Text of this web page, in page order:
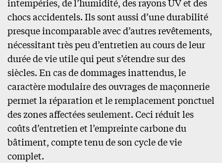
intempéries, de l’humidité, des rayons UV et des
chocs accidentels. Ils sont aussi d’une durabilité
presque incomparable avec d’autres revêtements,
nécessitant très peu d’entretien au cours de leur
durée de vie utile qui peut s’étendre sur des
siècles. En cas de dommages inattendus, le
caractère modulaire des ouvrages de maçonnerie
permet la réparation et le remplacement ponctuel
des zones affectées seulement. Ceci réduit les
coûts d’entretien et l’empreinte carbone du
bâtiment, compte tenu de son cycle de vie
complet.